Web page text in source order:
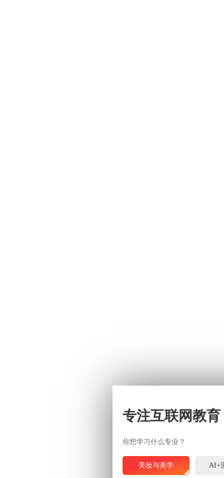
专注互联网教育
你想学习什么专业？
美妆与美学 AI+